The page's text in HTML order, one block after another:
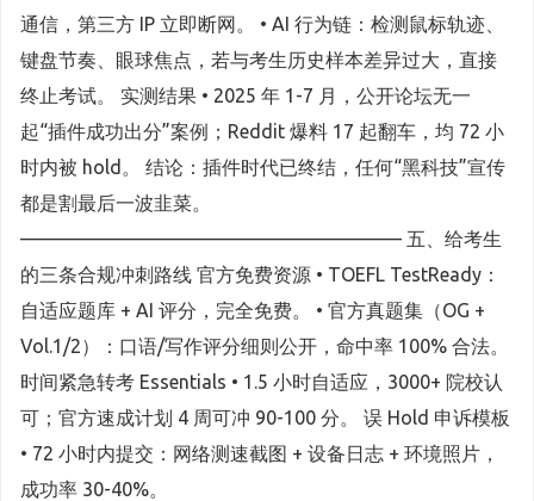
通信，第三方 IP 立即断网。 • AI 行为链：检测鼠标轨迹、
键盘节奏、眼球焦点，若与考生历史样本差异过大，直接
终止考试。 实测结果 • 2025 年 1-7 月，公开论坛无一
起“插件成功出分”案例；Reddit 爆料 17 起翻车，均 72 小
时内被 hold。 结论：插件时代已终结，任何“黑科技”宣传
都是割最后一波韭菜。
———————————————————— 五、给考生
的三条合规冲刺路线 官方免费资源 • TOEFL TestReady：
自适应题库 + AI 评分，完全免费。 • 官方真题集（OG +
Vol.1/2）：口语/写作评分细则公开，命中率 100% 合法。
时间紧急转考 Essentials • 1.5 小时自适应，3000+ 院校认
可；官方速成计划 4 周可冲 90-100 分。 误 Hold 申诉模板
• 72 小时内提交：网络测速截图 + 设备日志 + 环境照片，
成功率 30-40%。